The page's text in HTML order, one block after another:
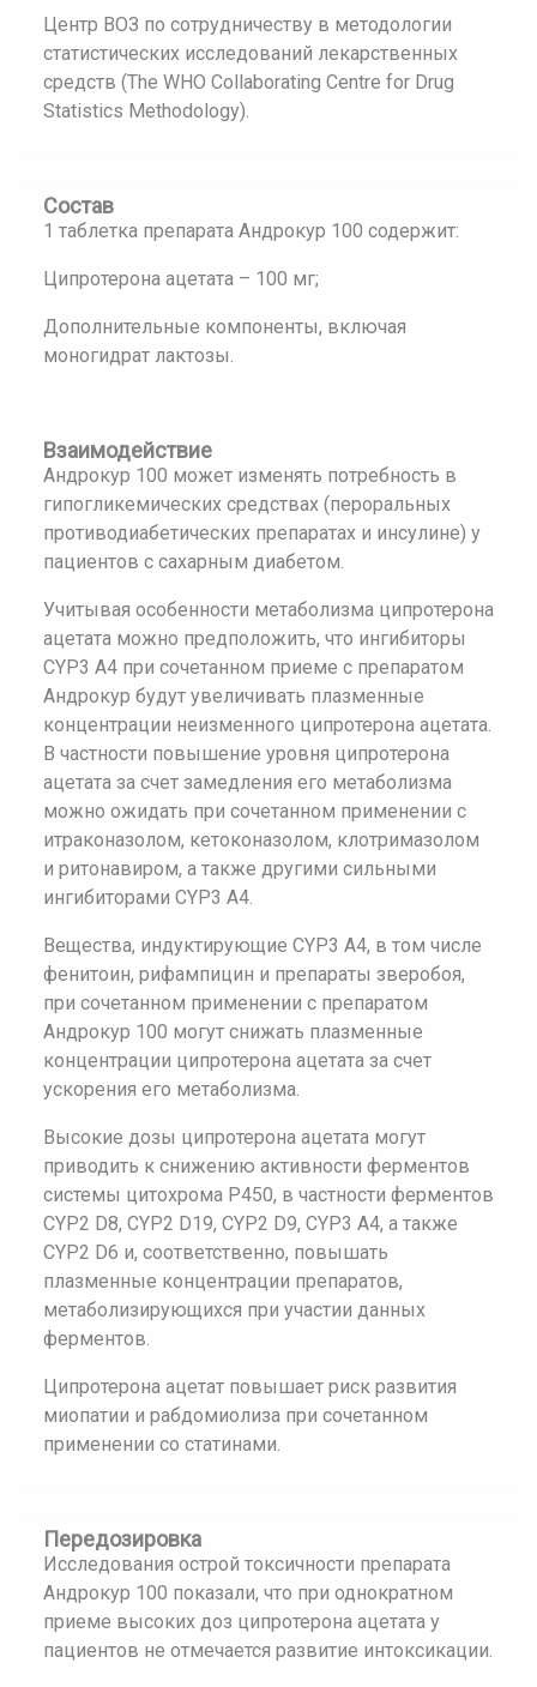
Центр ВОЗ по сотрудничеству в методологии
статистических исследований лекарственных
средств (The WHO Collaborating Centre for Drug
Statistics Methodology).
Состав
1 таблетка препарата Андрокур 100 содержит:
Ципротерона ацетата – 100 мг;
Дополнительные компоненты, включая
моногидрат лактозы.
Взаимодействие
Андрокур 100 может изменять потребность в
гипогликемических средствах (пероральных
противодиабетических препаратах и инсулине) у
пациентов с сахарным диабетом.
Учитывая особенности метаболизма ципротерона
ацетата можно предположить, что ингибиторы
CYP3 A4 при сочетанном приеме с препаратом
Андрокур будут увеличивать плазменные
концентрации неизменного ципротерона ацетата.
В частности повышение уровня ципротерона
ацетата за счет замедления его метаболизма
можно ожидать при сочетанном применении с
итраконазолом, кетоконазолом, клотримазолом
и ритонавиром, а также другими сильными
ингибиторами CYP3 A4.
Вещества, индуктирующие CYP3 A4, в том числе
фенитоин, рифампицин и препараты зверобоя,
при сочетанном применении с препаратом
Андрокур 100 могут снижать плазменные
концентрации ципротерона ацетата за счет
ускорения его метаболизма.
Высокие дозы ципротерона ацетата могут
приводить к снижению активности ферментов
системы цитохрома Р450, в частности ферментов
CYP2 D8, CYP2 D19, CYP2 D9, CYP3 A4, а также
CYP2 D6 и, соответственно, повышать
плазменные концентрации препаратов,
метаболизирующихся при участии данных
ферментов.
Ципротерона ацетат повышает риск развития
миопатии и рабдомиолиза при сочетанном
применении со статинами.
Передозировка
Исследования острой токсичности препарата
Андрокур 100 показали, что при однократном
приеме высоких доз ципротерона ацетата у
пациентов не отмечается развитие интоксикации.